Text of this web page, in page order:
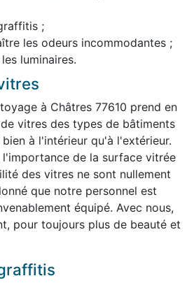
;
les odeurs incommodantes ;
luminaires.
à Châtres 77610 prend en
vitres des types de bâtiments
à l'intérieur qu'à l'extérieur.
l'importance de la surface vitrée
des vitres ne sont nullement
que notre personnel est
équipé. Avec nous,
pour toujours plus de beauté et